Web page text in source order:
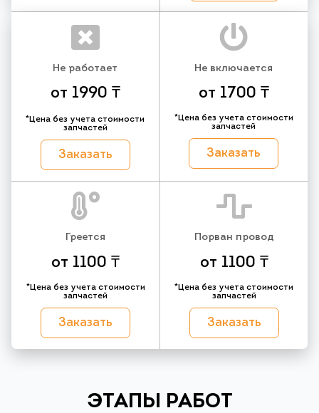
Не работает
от 1990 ₸
*Цена без учета стоимости
запчастей
Заказать
Не включается
от 1700 ₸
*Цена без учета стоимости
запчастей
Заказать
Греется
от 1100 ₸
*Цена без учета стоимости
запчастей
Заказать
Порван провод
от 1100 ₸
*Цена без учета стоимости
запчастей
Заказать
ЭТАПЫ РАБОТ